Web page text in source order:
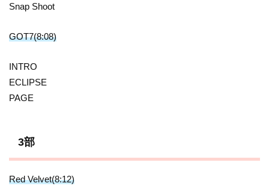
Snap Shoot
GOT7(8:08)
INTRO
ECLIPSE
PAGE
3部
Red Velvet(8:12)